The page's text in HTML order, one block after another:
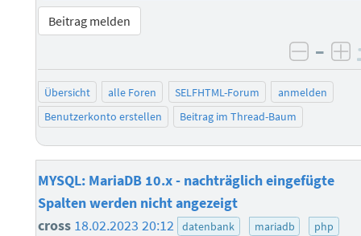
Beitrag melden
–
Übersicht alle Foren SELFHTML-Forum
anmelden
Benutzerkonto erstellen
Beitrag im Thread-Baum
MYSQL: MariaDB 10.x - nachträglich eingefügte
Spalten werden nicht angezeigt
cross 18.02.2023 20:12 datenbank mariadb php